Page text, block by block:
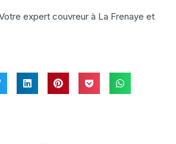
expert couvreur à La Frenaye et